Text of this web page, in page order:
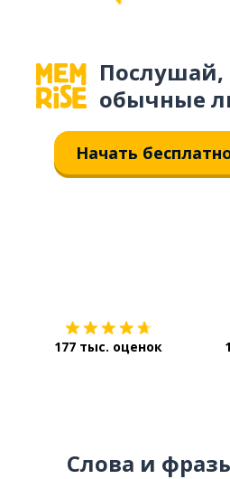
Послушай,
обычные
Начать
177 тыс. оценок
Слова и